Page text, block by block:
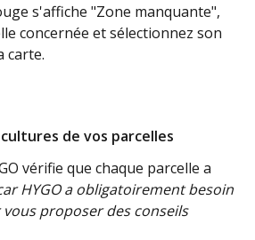
s'affiche "Zone manquante",
concernée et sélectionnez son
carte.
de vos parcelles
vérifie que chaque parcelle a
HYGO a obligatoirement besoin
proposer des conseils